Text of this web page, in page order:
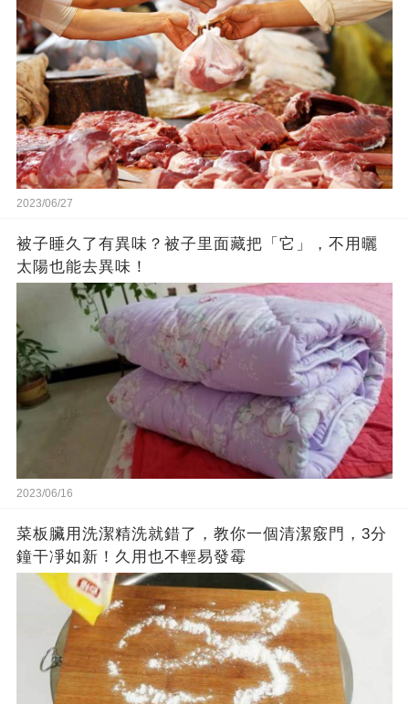
2023/06/27
被子睡久了有異味？被子里面藏把「它」，不用曬
太陽也能去異味！
2023/06/16
菜板臟用洗潔精洗就錯了，教你一個清潔竅門，3分
鐘干凈如新！久用也不輕易發霉